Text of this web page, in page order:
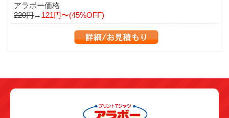
アラボー価格
220円→ 121円〜(45%OFF)